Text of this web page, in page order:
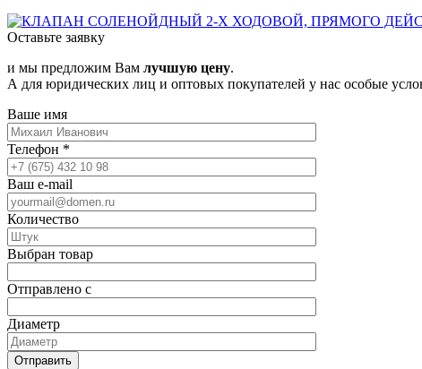
Оставьте заявку
и мы предложим Вам лучшую цену.
А для юридических лиц и оптовых покупателей у нас особые
Ваше имя
Телефон *
Ваш e-mail
Количество
Выбран товар
Отправлено с
Диаметр
Отправить